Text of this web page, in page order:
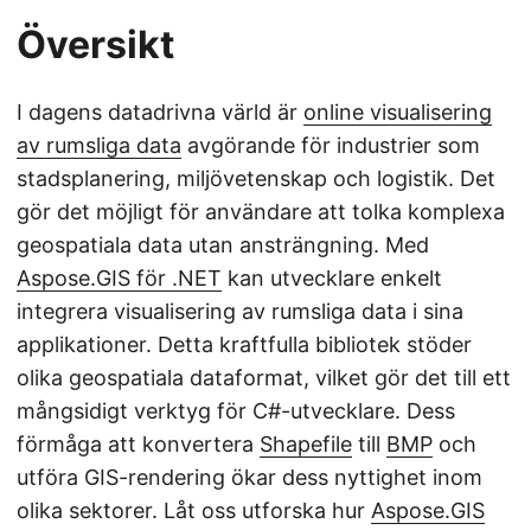
Översikt
I dagens datadrivna värld är online visualisering
av rumsliga data avgörande för industrier som
stadsplanering, miljövetenskap och logistik. Det
gör det möjligt för användare att tolka komplexa
geospatiala data utan ansträngning. Med
Aspose.GIS för .NET kan utvecklare enkelt
integrera visualisering av rumsliga data i sina
applikationer. Detta kraftfulla bibliotek stöder
olika geospatiala dataformat, vilket gör det till ett
mångsidigt verktyg för C#-utvecklare. Dess
förmåga att konvertera Shapefile till BMP och
utföra GIS-rendering ökar dess nyttighet inom
olika sektorer. Låt oss utforska hur Aspose.GIS